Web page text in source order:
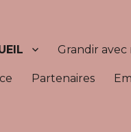
Grandir avec
Partenaires